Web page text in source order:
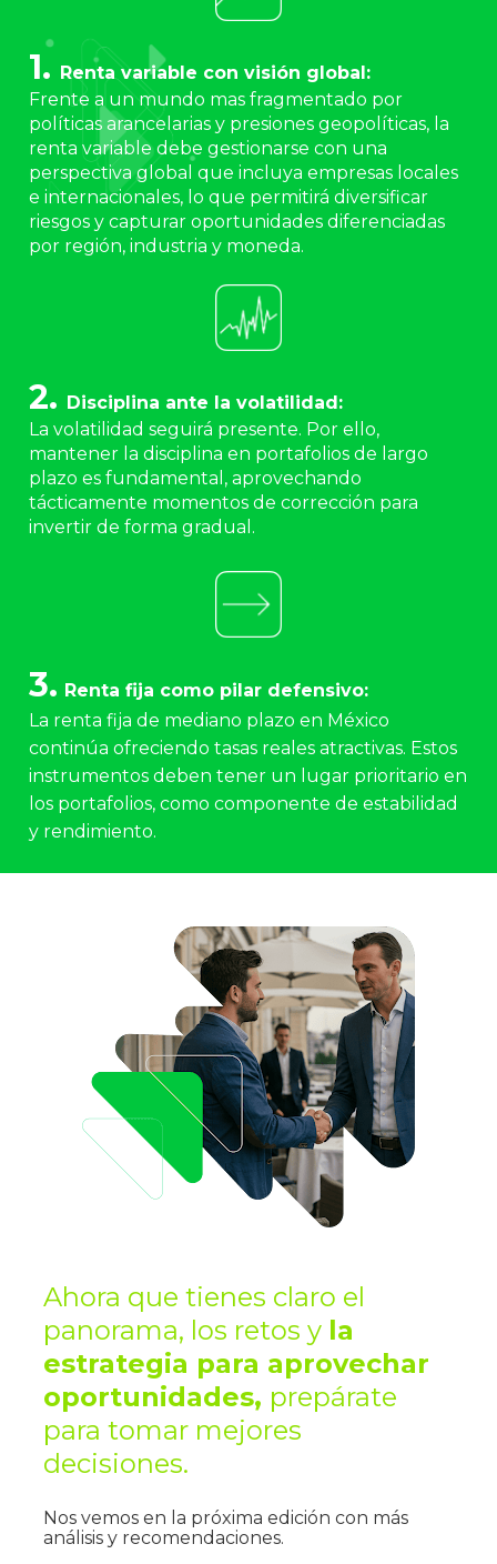
1. Renta variable con visión global:
Frente a un mundo mas fragmentado por
políticas arancelarias y presiones geopolíticas, la
renta variable debe gestionarse con una
perspectiva global que incluya empresas locales
e internacionales, lo que permitirá diversificar
riesgos y capturar oportunidades diferenciadas
por región, industria y moneda.
2. Disciplina ante la volatilidad:
La volatilidad seguirá presente. Por ello,
mantener la disciplina en portafolios de largo
plazo es fundamental, aprovechando
tácticamente momentos de corrección para
invertir de forma gradual.
3. Renta fija como pilar defensivo:
La renta fija de mediano plazo en México
continúa ofreciendo tasas reales atractivas. Estos
instrumentos deben tener un lugar prioritario en
los portafolios, como componente de estabilidad
y rendimiento.
Ahora que tienes claro el
panorama, los retos y la
estrategia para aprovechar
oportunidades, prepárate
para tomar mejores
decisiones.
Nos vemos en la próxima edición con más
análisis y recomendaciones.